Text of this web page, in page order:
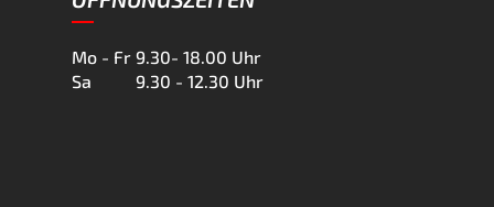
Mo - Fr 9.30- 18.00 Uhr
Sa
9.30 - 12.30 Uhr